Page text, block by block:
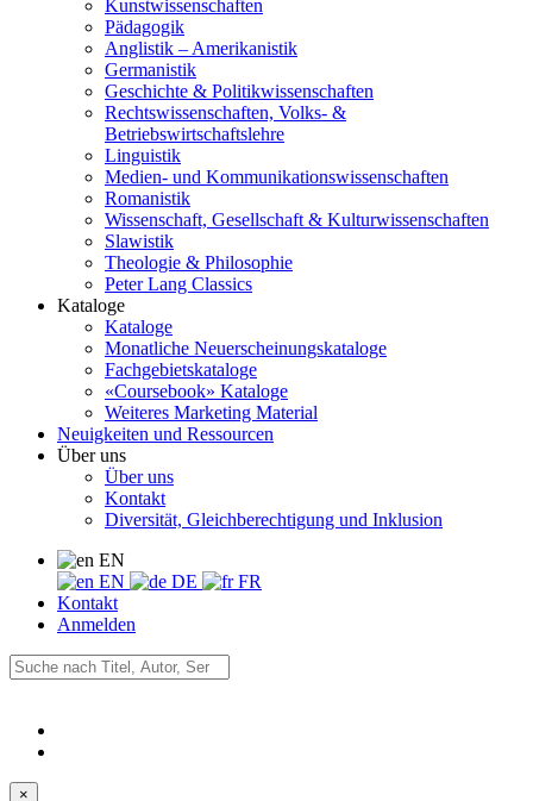
Kunstwissenschaften
Pädagogik
Anglistik – Amerikanistik
Germanistik
Geschichte & Politikwissenschaften
Rechtswissenschaften, Volks- &
Betriebswirtschaftslehre
Linguistik
Medien- und Kommunikationswissenschaften
Romanistik
Wissenschaft, Gesellschaft & Kulturwissenschaften
Slawistik
Theologie & Philosophie
Peter Lang Classics
Kataloge
Kataloge
Monatliche Neuerscheinungskataloge
Fachgebietskataloge
«Coursebook» Kataloge
Weiteres Marketing Material
Neuigkeiten und Ressourcen
Über uns
Über uns
Kontakt
Diversität, Gleichberechtigung und Inklusion
EN
EN
DE
FR
Kontakt
Anmelden
×